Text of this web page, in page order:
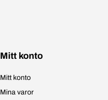
Mitt konto
Mitt konto
Mina varor